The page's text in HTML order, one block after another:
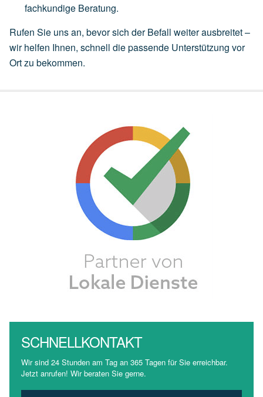
fachkundige Beratung.
Rufen Sie uns an, bevor sich der Befall weiter ausbreitet –
wir helfen Ihnen, schnell die passende Unterstützung vor
Ort zu bekommen.
SCHNELLKONTAKT
Wir sind 24 Stunden am Tag an 365 Tagen für Sie erreichbar.
Jetzt anrufen! Wir beraten Sie gerne.